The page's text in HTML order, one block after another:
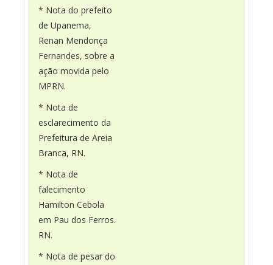
* Nota do prefeito
de Upanema,
Renan Mendonça
Fernandes, sobre a
ação movida pelo
MPRN.
* Nota de
esclarecimento da
Prefeitura de Areia
Branca, RN.
* Nota de
falecimento
Hamilton Cebola
em Pau dos Ferros.
RN.
* Nota de pesar do